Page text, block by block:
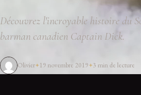
Découvrez l'incroyable histoire du
barman canadien Captain Dick.
Olivier 19 novembre 2019 3 min de lecture